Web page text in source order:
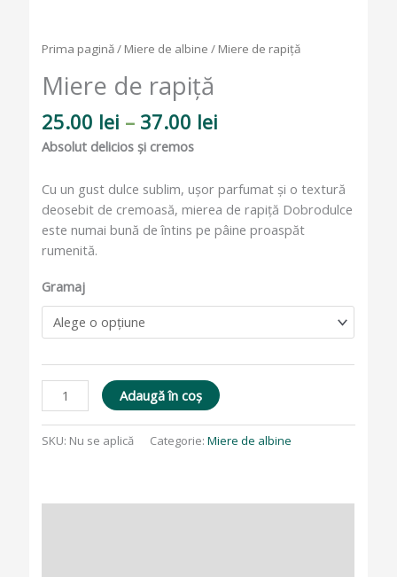
Prima pagină/ Miere de albine / Miere de rapiță
Miere de rapiță
25.00 lei – 37.00 lei
Absolut delicios și cremos
Cu un gust dulce sublim, ușor parfumat și o textură
deosebit de cremoasă, mierea de rapiță Dobrodulce
este numai bună de întins pe pâine proaspăt
rumenită.
Gramaj
Adaugă în coș
SKU: Nu se aplică Categorie:Miere de albine